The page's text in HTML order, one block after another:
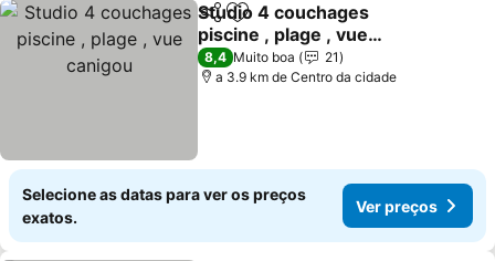
PartilharAdicionar aos favoritos
Studio 4 couchages
piscine , plage , vue
canigou
8,4 Muito boa
21
a 3.9 km de Centro da cidade
Selecione as datas para ver os preços
exatos.
Ver preços